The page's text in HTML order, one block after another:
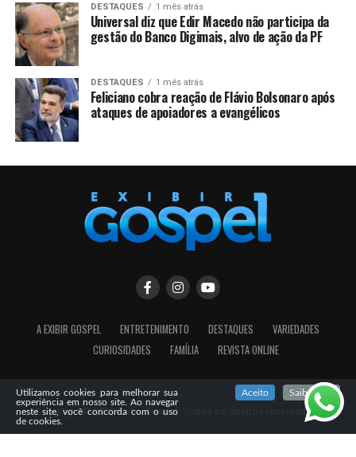
DESTAQUES 1 mês atrás
Universal diz que Edir Macedo não participa da
gestão do Banco Digimais, alvo de ação da PF
DESTAQUES 1 mês atrás
Feliciano cobra reação de Flávio Bolsonaro após
ataques de apoiadores a evangélicos
A EXIBIR GOSPEL ENTRETENIMENTO DESTAQUES
VARIEDADES
CURIOSIDADES
FAMÍLIA REVISTA ONLINE
Copyright © 2023 Exibir Gospel. Todos os direitos reservados!
Utilizamos cookies para melhorar sua
experiência em nosso site. Ao navegar
neste site, você concorda com o uso
de cookies.
Aceito Saiba mais